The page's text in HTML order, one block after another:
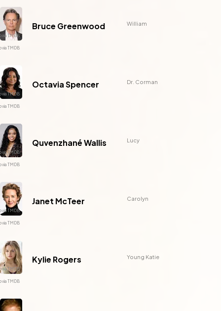
Bruce Greenwood William
Octavia Spencer Dr. Corman
Quvenzhané Wallis Lucy
Janet McTeer Carolyn
Kylie Rogers Young Katie